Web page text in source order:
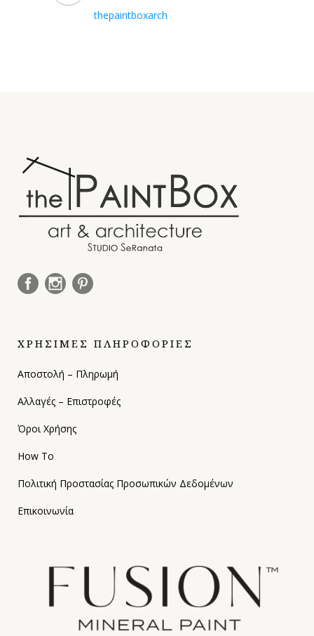
thepaintboxarch
ΧΡΗΣΙΜΕΣ ΠΛΗΡΟΦΟΡΙΕΣ
Αποστολή – Πληρωμή
Αλλαγές – Επιστροφές
Όροι Χρήσης
How To
Πολιτική Προστασίας Προσωπικών Δεδομένων
Επικοινωνία